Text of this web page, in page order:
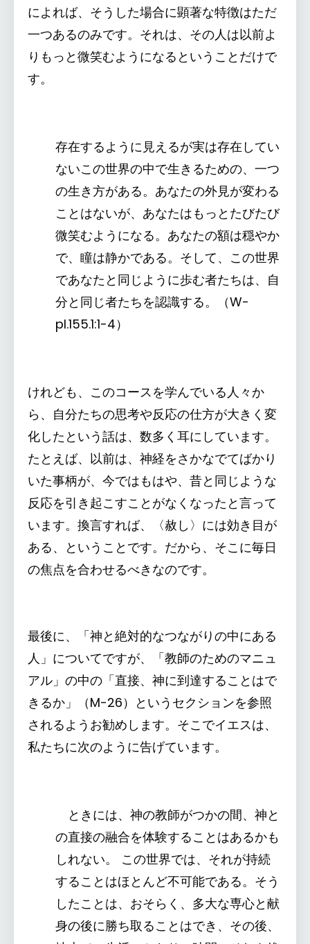
によれば、そうした場合に顕著な特徴はただ
一つあるのみです。それは、その人は以前よ
りもっと微笑むようになるということだけで
す。
存在するように見えるが実は存在してい
ないこの世界の中で生きるための、一つ
の生き方がある。あなたの外見が変わる
ことはないが、あなたはもっとたびたび
微笑むようになる。あなたの額は穏やか
で、瞳は静かである。そして、この世界
であなたと同じように歩む者たちは、自
分と同じ者たちを認識する。（W-
pI.155.1:1-4）
けれども、このコースを学んでいる人々か
ら、自分たちの思考や反応の仕方が大きく変
化したという話は、数多く耳にしています。
たとえば、以前は、神経をさかなでてばかり
いた事柄が、今ではもはや、昔と同じような
反応を引き起こすことがなくなったと言って
います。換言すれば、〈赦し〉には効き目が
ある、ということです。だから、そこに毎日
の焦点を合わせるべきなのです。
最後に、「神と絶対的なつながりの中にある
人」についてですが、「教師のためのマニュ
アル」の中の「直接、神に到達することはで
きるか」（M-26）というセクションを参照
されるようお勧めします。そこでイエスは、
私たちに次のように告げています。
ときには、神の教師がつかの間、神と
の直接の融合を体験することはあるかも
しれない。 この世界では、それが持続
することはほとんど不可能である。そう
したことは、おそらく、多大な専心と献
身の後に勝ち取ることはでき、その後、